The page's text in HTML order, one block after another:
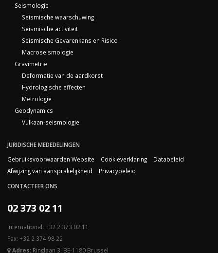
Seismologie
Seismische waarschuwing
Seismische activiteit
Seismische Gevarenkans en Risico
Macroseismologie
Gravimetrie
Deformatie van de aardkorst
Hydrologische effecten
Metrologie
Geodynamics
Vulkaan-seismologie
JURIDISCHE MEDEDELINGEN
Gebruiksvoorwaarden Website
Cookieverklaring
Databeleid
Afwijzing van aansprakelijkheid
Privacybeleid
CONTACTEER ONS
02 373 02 11
International: +32 2 373 02 11
Fax: +32 2 374 98 22
Adres: Ringlaan 3, BE-1180 Brussel